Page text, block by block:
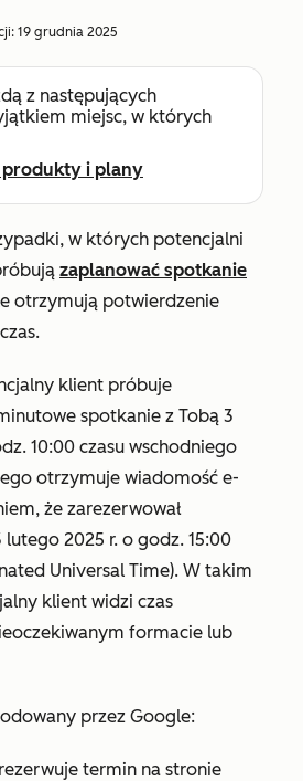
19 grudnia 2025
z następujących
miejsc, w których
produkty i plany
w których potencjalni
zaplanować spotkanie
otrzymują potwierdzenie
klient próbuje
spotkanie z Tobą 3
10:00 czasu wschodniego
otrzymuje wiadomość e-
że zarezerwował
2025 r. o godz. 15:00
Universal Time). W takim
klient widzi czas
formacie lub
przez Google:
termin na stronie